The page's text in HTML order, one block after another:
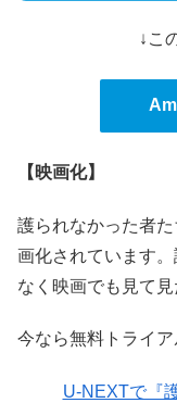
↓こ
【映画化】
護られなかった者
画化されています
なく映画でも見て見
今なら無料トライ
U-NEXTで『